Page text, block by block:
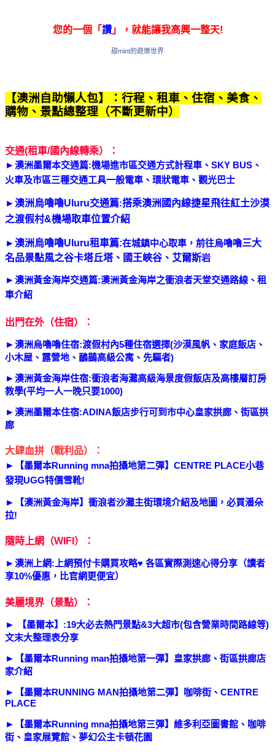
您的一個「讚」，就能讓我高興一整天!
甜mint的遊樂世界
【澳洲自助懶人包】：行程、租車、住宿、美食、
購物、景點總整理（不斷更新中）
交通(租車/國內線轉乘）：
►澳洲墨爾本交通篇:機場進市區交通方式計程車、SKY BUS、
火車及市區三種交通工具一般電車、環狀電車、觀光巴士
►澳洲 烏嚕嚕Uluru交通篇:搭乘澳洲國內線捷星飛往紅土沙漠
之渡假村&機場取車位置介紹
►澳洲 烏嚕嚕Uluru租車篇:在城鎮中心取車，前往烏嚕嚕三大
名品景點風之谷卡塔丘塔、國王峽谷、艾爾斯岩
►澳洲黃金海岸交通篇:澳洲黃金海岸之衝浪者天堂交通路線、租
車介紹
出門在外（住宿）：
►澳洲烏嚕嚕住宿:渡假村內5種住宿選擇(沙漠風帆、家庭飯店、
小木屋、露營地、鴯鶓高級公寓、先驅者)
►澳洲黃金海岸住宿:衝浪者海灘高級海景度假飯店及高樓層訂房
教學(平均一人一晚只要1000)
►澳洲墨爾本住宿:ADINA飯店步行可到市中心皇家拱廊、街區拱
廊
大肆血拼（戰利品）：
►
【墨爾本Running mna拍攝地第二彈】CENTRE PLACE小巷
發現UGG特價雪靴!
►
【澳洲黃金海岸】衝浪者沙灘主街環境介紹及地圖，必買潘朵
拉!
隨時上網（WIFI）：
►澳洲上網:上網預付卡購買攻略♥ 各區實際測速心得分享（讀者
享10%優惠，比官網更便宜）
美麗境界（景點）：
►
【墨爾本】:19大必去熱門景點&3大超市(包含營業時間路線等)
文末大整理表分享
►
【墨爾本Running man拍攝地第一彈】皇家拱廊、街區拱廊店
家介紹
►
【墨爾本RUNNING MAN拍攝地第二彈】咖啡街、CENTRE
PLACE
►
【墨爾本Running mna拍攝地第三彈】維多利亞圖書館、咖啡
街、皇家展覽館、夢幻公主卡頓花園